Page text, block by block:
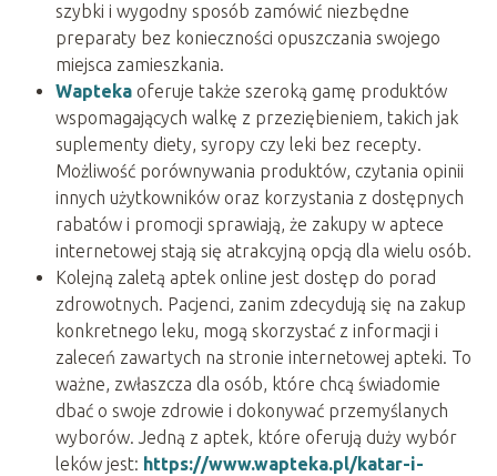
szybki i wygodny sposób zamówić niezbędne
preparaty bez konieczności opuszczania swojego
miejsca zamieszkania.
Waptekaoferuje także szeroką gamę produktów
wspomagających walkę z przeziębieniem, takich jak
suplementy diety, syropy czy leki bez recepty.
Możliwość porównywania produktów, czytania opinii
innych użytkowników oraz korzystania z dostępnych
rabatów i promocji sprawiają, że zakupy w aptece
internetowej stają się atrakcyjną opcją dla wielu osób.
Kolejną zaletą aptek online jest dostęp do porad
zdrowotnych. Pacjenci, zanim zdecydują się na zakup
konkretnego leku, mogą skorzystać z informacji i
zaleceń zawartych na stronie internetowej apteki. To
ważne, zwłaszcza dla osób, które chcą świadomie
dbać o swoje zdrowie i dokonywać przemyślanych
wyborów. Jedną z aptek, które oferują duży wybór
leków jest: https://www.wapteka.pl/katar-i-